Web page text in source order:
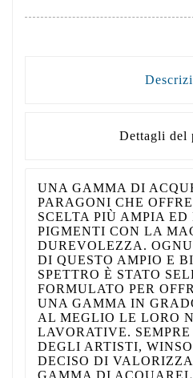
Dettagli del
UNA GAMMA DI
PARAGONI CHE
SCELTA PIÙ AMPIA
PIGMENTI CON LA
DUREVOLEZZA.
DI QUESTO AMPIO E
SPETTRO È STATO
FORMULATO PER
UNA GAMMA IN
AL MEGLIO LE LORO
LAVORATIVE.
DEGLI ARTISTI,
DECISO DI
GAMMA DI